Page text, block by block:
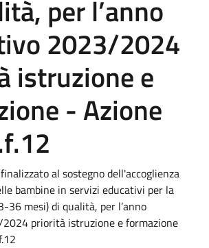
per l’anno
2023/2024
istruzione e
- Azione
al sostegno dell'accoglienza
bambine in servizi educativi per la
36 mesi) di qualità, per l’anno
priorità istruzione e formazione